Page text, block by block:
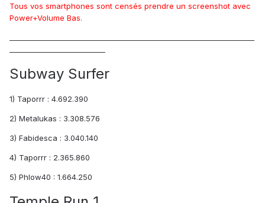
Tous vos smartphones sont censés prendre un screenshot avec
Power+Volume Bas.
Subway Surfer
1) Taporrr : 4.692.390
2) Metalukas : 3.308.576
3) Fabidesca : 3.040.140
4) Taporrr : 2.365.860
5) Phlow40 : 1.664.250